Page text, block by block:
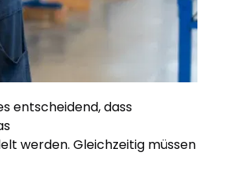
entscheidend, dass
werden. Gleichzeitig müssen